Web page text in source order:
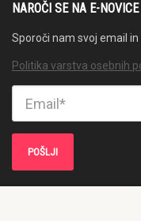
NAROČI SE NA E-NOVICE
Sporoči nam svoj email
Politika varstva osebnih